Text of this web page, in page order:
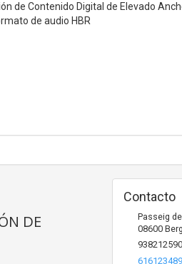
de Contenido Digital de Elevado
de audio HBR
DE
Contacto
Passeig
08600
938212590
616123489